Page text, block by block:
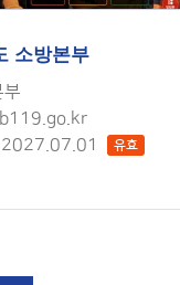
소방본부
부
유효